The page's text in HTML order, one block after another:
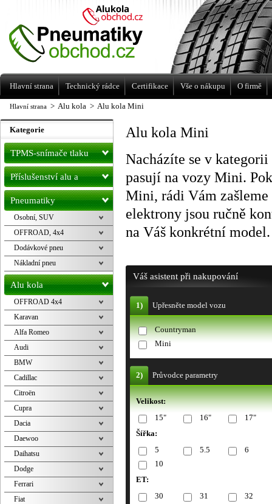
Hlavní strana > Alu kola > Alu kola Mini
Alu kola Mini
Nacházíte se v
pasují na vozy Mini.
Mini, rádi Vám zašleme
elektrony jsou ručně
na Váš konkrétní model.
Váš asistent při nakupování
1) Upřesněte model vozu
Countryman
Mini
2) Průvodce parametry
Velikost:
15"
16"
17"
Šířka:
5
5.5
6
10
ET:
30
31
32
Kategorie
TPMS-snímače tlaku
Příslušenství alu a
pneu
Pneumatiky
Osobní, SUV
OFFROAD, 4x4
Dodávkové pneu
Nákladní pneu
Alu kola
OFFROAD 4x4
Karavan
Alfa Romeo
Audi
BMW
Cadillac
Citroën
Cupra
Dacia
Daewoo
Daihatsu
Dodge
Ferrari
Fiat
Levné pneumatiky letní, zimní, Alu kola
a litá kola Racing Line
Hlavní strana Technický rádce Certifikace Vše o nákupu O firmě